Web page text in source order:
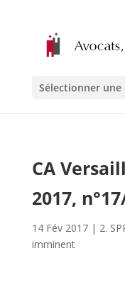
Sélectionner une
CA
2017,
14 Fév 2017| 2.
imminent